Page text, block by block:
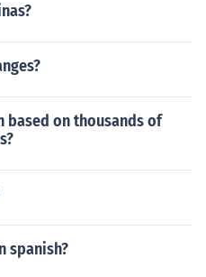
based on thousands of
spanish?